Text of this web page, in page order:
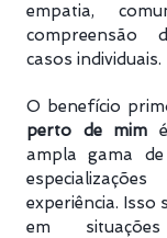
empatia,
compreensão
casos individuais.
O benefício
perto de mim
ampla gama
experiência. Isso
em